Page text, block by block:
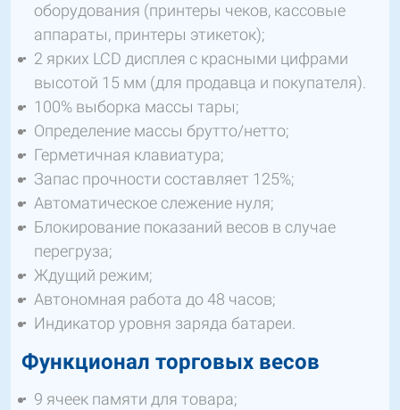
оборудования (принтеры чеков, кассовые
аппараты, принтеры этикеток);
2 ярких LCD дисплея с красными цифрами
высотой 15 мм (для продавца и покупателя).
100% выборка массы тары;
Определение массы брутто/нетто;
Герметичная клавиатура;
Запас прочности составляет 125%;
Автоматическое слежение нуля;
Блокирование показаний весов в случае
перегруза;
Ждущий режим;
Автономная работа до 48 часов;
Индикатор уровня заряда батареи.
Функционал торговых весов
9 ячеек памяти для товара;